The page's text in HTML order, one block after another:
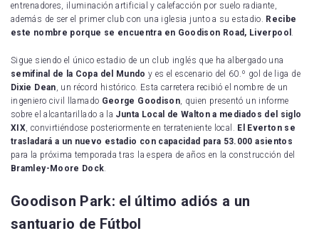
entrenadores, iluminación artificial y calefacción por suelo radiante,
además de ser el primer club con una iglesia junto a su estadio. Recibe
este nombre porque se encuentra en Goodison Road, Liverpool .
Sigue siendo el único estadio de un club inglés que ha albergado una
semifinal de la Copa del Mundo y es el escenario del 60.º gol de liga de
Dixie Dean, un récord histórico. Esta carretera recibió el nombre de un
ingeniero civil llamado George Goodison, quien presentó un informe
sobre el alcantarillado a la Junta Local de Walton a mediados del siglo
XIX, convirtiéndose posteriormente en terrateniente local. El Everton se
trasladará a un nuevo estadio con capacidad para 53.000 asientos
para la próxima temporada tras la espera de años en la construcción del
Bramley-Moore Dock.
Goodison Park: el último adiós a un
santuario de Fútbol